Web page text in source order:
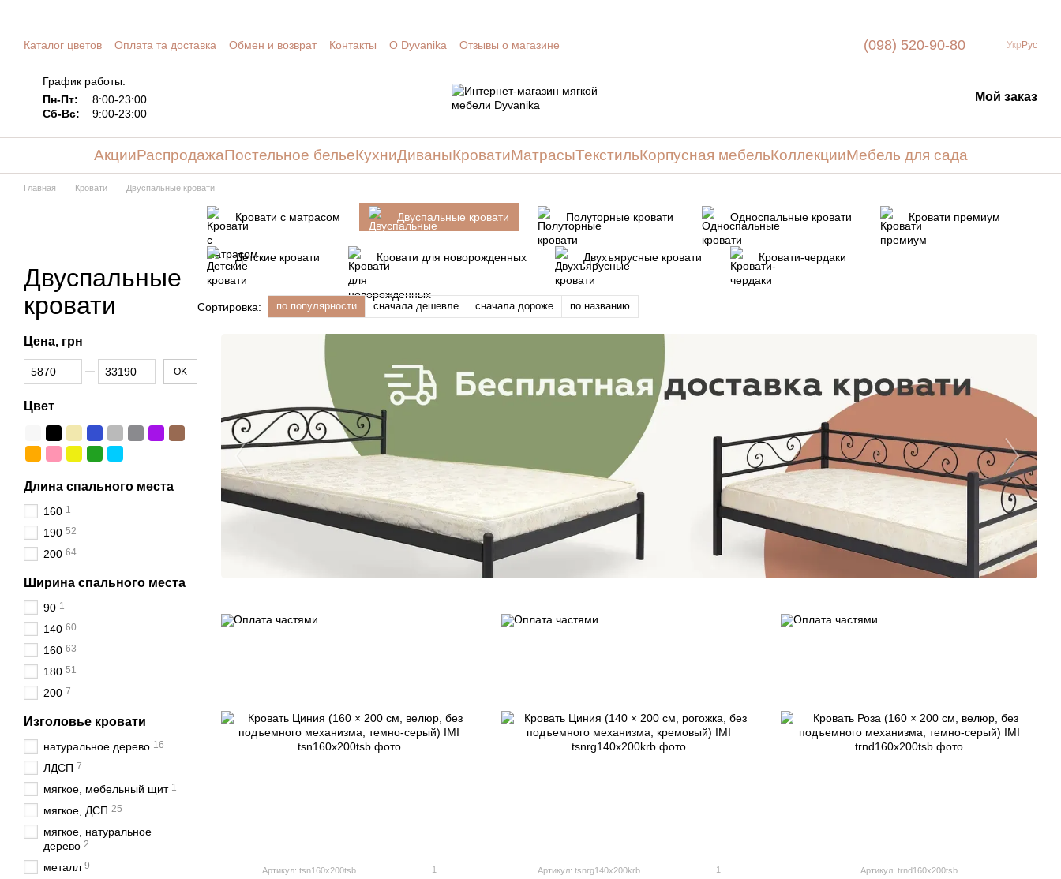
Каталог цветов Оплата та доставка Обмен и возврат Контакты О Dyvanika Отзывы о магазине (098) 520-90-80 Укр Рус
График работы:
Пн-Пт:
8:00-23:00
Сб-Вс:
9:00-23:00
Мой заказ
АкцииРаспродажаПостельное бельеКухниДиваныКроватиМатрасыТекстильКорпусная мебельКоллекцииМебель для сада
Главная Кровати Двуспальные кровати
Двуспальные
кровати
Кровати с матрасом Двуспальные кровати Полуторные кровати Односпальные кровати Кровати премиум
Детские кровати Кровати для новорожденных Двухъярусные кровати Кровати-чердаки
Сортировка: по популярности сначала дешевле сначала дороже по названию
Артикул: tsn160x200tsb 1 Артикул: tsnrg140x200krb 1 Артикул: trnd160x200tsb
Цена, грн
От Цена, грн
До Цена, грн OK
Цвет
Длина спального места
160 1
190 52
200 64
Ширина спального места
90 1
140 60
160 63
180 51
200 7
Изголовье кровати
натуральное дерево 16
ЛДСП 7
мягкое, мебельный щит 1
мягкое, ДСП 25
мягкое, натуральное
дерево 2
металл 9